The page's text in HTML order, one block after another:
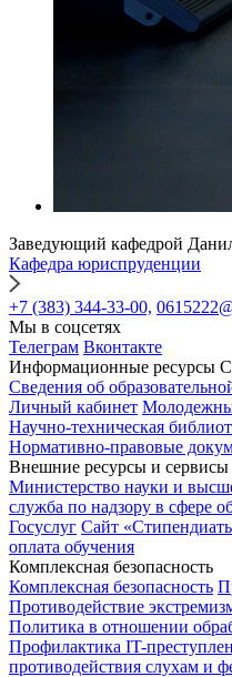
Заведующий кафедрой
Кафедра юриспруденции
+7 (383) 344-33-00,
Мы в соцсетях
Телеграм Вконтакте
Информационные ресурсы
Сведения об
Личный кабинет
Научно-техническая
Нормативно-правовые
Внешние ресурсы и сервисы
Министерство науки и
служба по надзору в сфере
Госуслуг Сайт
оплата обучения
Комплексная безопасность
Комплексная безопасность
Противодействие
Политика в отношении
Профилактика IT-
противодействия слухам и